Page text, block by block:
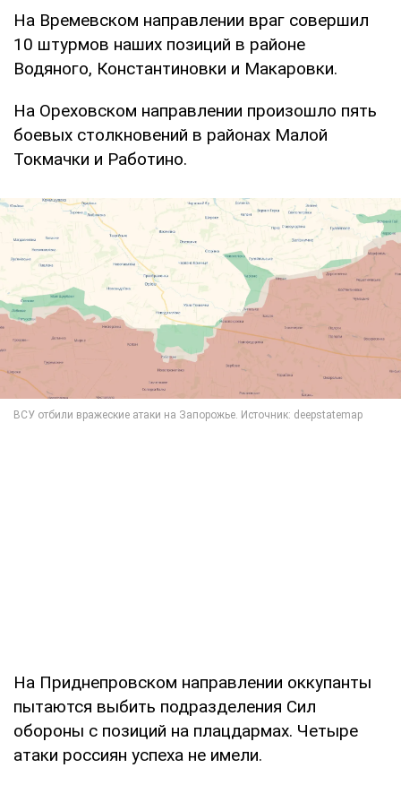
На Времевском направлении враг совершил
10 штурмов наших позиций в районе
Водяного, Константиновки и Макаровки.
На Ореховском направлении произошло пять
боевых столкновений в районах Малой
Токмачки и Работино.
На Приднепровском направлении оккупанты
пытаются выбить подразделения Сил
обороны с позиций на плацдармах. Четыре
атаки россиян успеха не имели.